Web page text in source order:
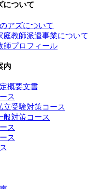
について
アズについて
庭教師派遣事業について
師プロフィール
内
概要文書
ス
立受験対策コース
般対策コース
ス
ス